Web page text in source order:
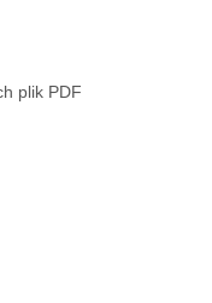
plik PDF